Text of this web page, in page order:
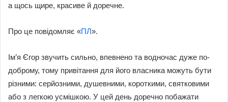
а щось щире, красиве й доречне.
Про це повідомляє «ПЛ».
Ім’я Єгор звучить сильно, впевнено та водночас дуже по-
доброму, тому привітання для його власника можуть бути
різними: серйозними, душевними, короткими, святковими
або з легкою усмішкою. У цей день доречно побажати